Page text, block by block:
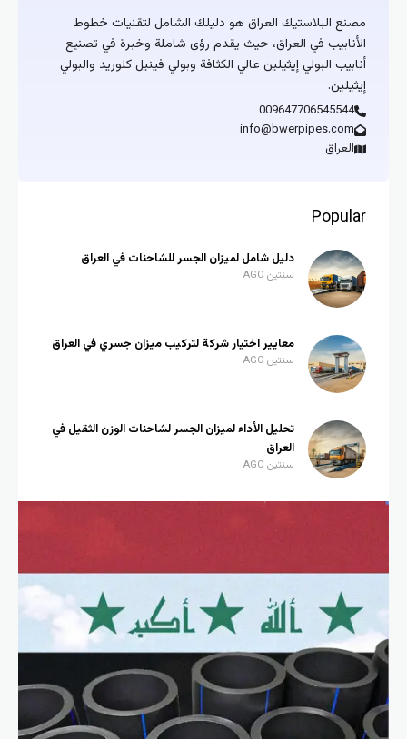
مصنع البلاستيك العراق هو دليلك الشامل لتقنيات خطوط
الأنابيب في العراق، حيث يقدم رؤى شاملة وخبرة في تصنيع
أنابيب البولي إيثيلين عالي الكثافة وبولي فينيل كلوريد والبولي
إيثيلين.
009647706545544
info@bwerpipes.com
العراق
Popular
دليل شامل لميزان الجسر للشاحنات في العراق
سنتين AGO
معايير اختيار شركة لتركيب ميزان جسري في العراق
سنتين AGO
تحليل الأداء لميزان الجسر لشاحنات الوزن الثقيل في
العراق
سنتين AGO